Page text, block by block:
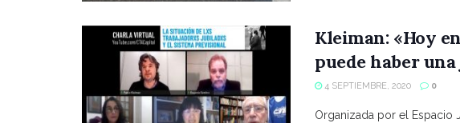
Kleiman: «Hoy
puede haber
4 SEPTIEMBRE, 2020 0
Organizada por el Espacio